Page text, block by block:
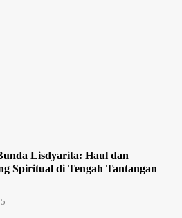
Lisdyarita: Haul dan
Spiritual di Tengah Tantangan